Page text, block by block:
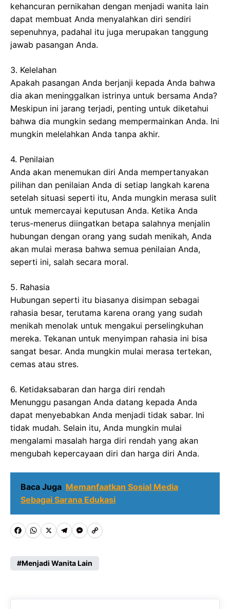
kehancuran pernikahan dengan menjadi wanita lain
dapat membuat Anda menyalahkan diri sendiri
sepenuhnya, padahal itu juga merupakan tanggung
jawab pasangan Anda.
3. Kelelahan
Apakah pasangan Anda berjanji kepada Anda bahwa
dia akan meninggalkan istrinya untuk bersama Anda?
Meskipun ini jarang terjadi, penting untuk diketahui
bahwa dia mungkin sedang mempermainkan Anda. Ini
mungkin melelahkan Anda tanpa akhir.
4. Penilaian
Anda akan menemukan diri Anda mempertanyakan
pilihan dan penilaian Anda di setiap langkah karena
setelah situasi seperti itu, Anda mungkin merasa sulit
untuk memercayai keputusan Anda. Ketika Anda
terus-menerus diingatkan betapa salahnya menjalin
hubungan dengan orang yang sudah menikah, Anda
akan mulai merasa bahwa semua penilaian Anda,
seperti ini, salah secara moral.
5. Rahasia
Hubungan seperti itu biasanya disimpan sebagai
rahasia besar, terutama karena orang yang sudah
menikah menolak untuk mengakui perselingkuhan
mereka. Tekanan untuk menyimpan rahasia ini bisa
sangat besar. Anda mungkin mulai merasa tertekan,
cemas atau stres.
6. Ketidaksabaran dan harga diri rendah
Menunggu pasangan Anda datang kepada Anda
dapat menyebabkan Anda menjadi tidak sabar. Ini
tidak mudah. Selain itu, Anda mungkin mulai
mengalami masalah harga diri rendah yang akan
mengubah kepercayaan diri dan harga diri Anda.
Baca Juga Memanfaatkan Sosial Media
Sebagai Sarana Edukasi
F
c
b
W
a
s
X T
l
g
M
s
e
C
p
L
Menjadi Wanita Lain